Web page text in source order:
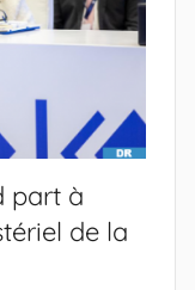
part à
de la